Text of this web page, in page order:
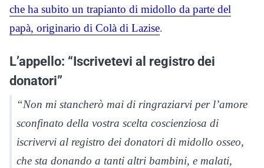
che ha subito un trapianto di midollo da parte del
papà, originario di Colà di Lazise.
L’appello: “Iscrivetevi al registro dei
donatori”
“Non mi stancherò mai di ringraziarvi per l’amore
sconfinato della vostra scelta coscienziosa di
iscrivervi al registro dei donatori di midollo osseo,
che sta donando a tanti altri bambini, e malati,